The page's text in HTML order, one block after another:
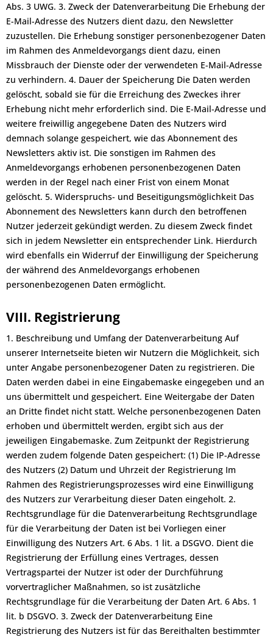
Abs. 3 UWG. 3. Zweck der Datenverarbeitung Die Erhebung der
E-Mail-Adresse des Nutzers dient dazu, den Newsletter
zuzustellen. Die Erhebung sonstiger personenbezogener Daten
im Rahmen des Anmeldevorgangs dient dazu, einen
Missbrauch der Dienste oder der verwendeten E-Mail-Adresse
zu verhindern. 4. Dauer der Speicherung Die Daten werden
gelöscht, sobald sie für die Erreichung des Zweckes ihrer
Erhebung nicht mehr erforderlich sind. Die E-Mail-Adresse und
weitere freiwillig angegebene Daten des Nutzers wird
demnach solange gespeichert, wie das Abonnement des
Newsletters aktiv ist. Die sonstigen im Rahmen des
Anmeldevorgangs erhobenen personenbezogenen Daten
werden in der Regel nach einer Frist von einem Monat
gelöscht. 5. Widerspruchs- und Beseitigungsmöglichkeit Das
Abonnement des Newsletters kann durch den betroffenen
Nutzer jederzeit gekündigt werden. Zu diesem Zweck findet
sich in jedem Newsletter ein entsprechender Link. Hierdurch
wird ebenfalls ein Widerruf der Einwilligung der Speicherung
der während des Anmeldevorgangs erhobenen
personenbezogenen Daten ermöglicht.
VIII. Registrierung
1. Beschreibung und Umfang der Datenverarbeitung Auf
unserer Internetseite bieten wir Nutzern die Möglichkeit, sich
unter Angabe personenbezogener Daten zu registrieren. Die
Daten werden dabei in eine Eingabemaske eingegeben und an
uns übermittelt und gespeichert. Eine Weitergabe der Daten
an Dritte findet nicht statt. Welche personenbezogenen Daten
erhoben und übermittelt werden, ergibt sich aus der
jeweiligen Eingabemaske. Zum Zeitpunkt der Registrierung
werden zudem folgende Daten gespeichert: (1) Die IP-Adresse
des Nutzers (2) Datum und Uhrzeit der Registrierung Im
Rahmen des Registrierungsprozesses wird eine Einwilligung
des Nutzers zur Verarbeitung dieser Daten eingeholt. 2.
Rechtsgrundlage für die Datenverarbeitung Rechtsgrundlage
für die Verarbeitung der Daten ist bei Vorliegen einer
Einwilligung des Nutzers Art. 6 Abs. 1 lit. a DSGVO. Dient die
Registrierung der Erfüllung eines Vertrages, dessen
Vertragspartei der Nutzer ist oder der Durchführung
vorvertraglicher Maßnahmen, so ist zusätzliche
Rechtsgrundlage für die Verarbeitung der Daten Art. 6 Abs. 1
lit. b DSGVO. 3. Zweck der Datenverarbeitung Eine
Registrierung des Nutzers ist für das Bereithalten bestimmter